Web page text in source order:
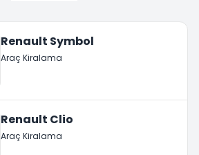
Renault Symbol
Araç Kiralama
Renault Clio
Araç Kiralama